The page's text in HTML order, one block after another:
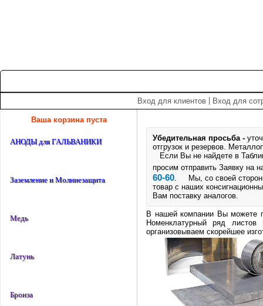
Вход для клиентов Вход для
Ваша корзина пуста
АНОДЫ для ГАЛЬВАНИКИ
Заземление и Молниезащита
Медь
Латунь
Бронза
Убедительная просьба -
отгрузок и резервов.
Если Вы не найдете в
просим отправить Заявку на
60-60. Мы, со своей
товар с наших
Вам поставку аналогов.
В нашей компании Вы можете
Номенклатурный ряд
организовываем скорейшее